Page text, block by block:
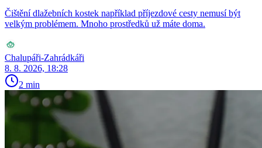
Čištění dlažebních kostek například příjezdové cesty nemusí být
velkým problémem. Mnoho prostředků už máte doma.
Chalupáři-Zahrádkáři
8. 8. 2026, 18:28
2 min